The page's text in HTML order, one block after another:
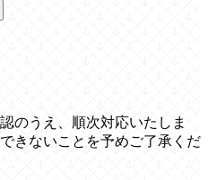
のうえ、順次対応いたしま
きないことを予めご了承くだ